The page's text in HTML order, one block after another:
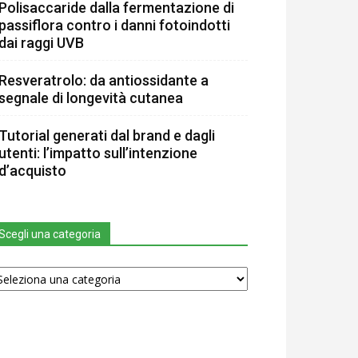
Polisaccaride dalla fermentazione di
passiflora contro i danni fotoindotti
dai raggi UVB
Resveratrolo: da antiossidante a
di longevità cutanea
Tutorial generati dal brand e dagli
utenti: l’impatto sull’intenzione
d’acquisto
una categoria